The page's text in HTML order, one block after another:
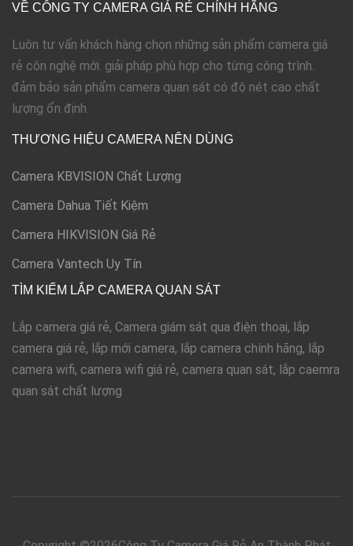
VỀ CÔNG TY CAMERA GIÁ RẺ CHÍNH HÃNG
Luôn tư vấn khách hàng chọn những sản phẩm camera giá
rẻ côn nghệ mới. giải pháp phù hợp cho từng công trình.
đảm bảo sản phẩm camera quan sát có độ nét cao chất
lượng ổn định.
THƯƠNG HIỆU CAMERA NÊN DÙNG
Camera KBVISION Chất Lượng
Camera Dahua Tiết Kiệm
Camera HIKVISION Giá Rẻ
Camera Vantech Uy Tín
TÌM KIẾM LẮP CAMERA QUAN SÁT
Lắp camera giá rẻ, Camera giám sát qua điện thoại, lắp
camera giá rẻ, lắp mới camera, lắp camera chính hãng, lắp
camera wifi, camera wifi giá rẻ, camera quan sát, lắp caemra
quan sát chất lượng